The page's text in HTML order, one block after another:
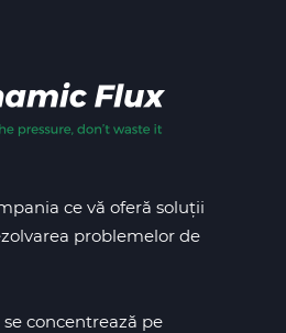
ce vă oferă soluții
problemelor de
concentrează pe